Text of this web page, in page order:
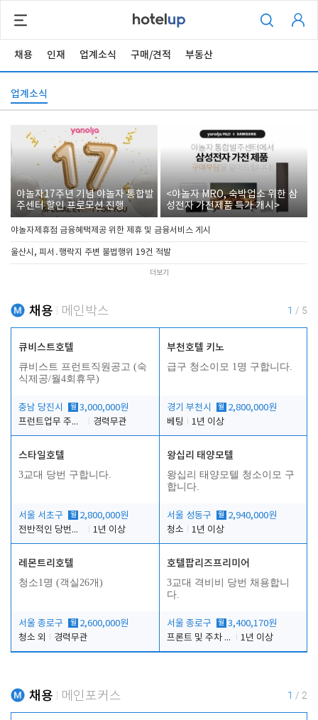
채용 인재 업계소식 구매/견적 부동산
업계소식
야놀자17주년 기념 야놀자 통합발
주센터 할인 프로모션 진행
<야놀자 MRO, 숙박업소 위한 삼
성전자 가전제품 특가 개시>
야놀자제휴점 금융혜택제공 위한 제휴 및 금융서비스 게시
울산시, 피서․행락지 주변 불법행위 19건 적발
더보기
채용 메인박스 1 / 5
큐비스트호텔
큐비스트 프런트직원공고 (숙
식제공/월4회휴무)
충남 당진시 월 3,000,000원
프런트업무 주간, 야간
경력무관
부천호텔 키노
급구 청소이모 1명 구합니다.
경기 부천시 월 2,800,000원
베팅
1년 이상
스타일호텔
3교대 당번 구합니다.
서울 서초구 월 2,800,000원
전반적인 당번업무
1년 이상
왕십리 태양모텔
왕십리 태양모텔 청소이모 구
합니다.
서울 성동구 월 2,940,000원
청소
1년 이상
레몬트리호텔
청소1명 (객실26개)
서울 종로구 월 2,600,000원
청소 외
경력무관
호텔팝리즈프리미어
3교대 격비비 당번 채용합니
다.
서울 종로구 월 3,400,170원
프론트 및 주차 객실관리
1년 이상
채용 메인포커스 1 / 2